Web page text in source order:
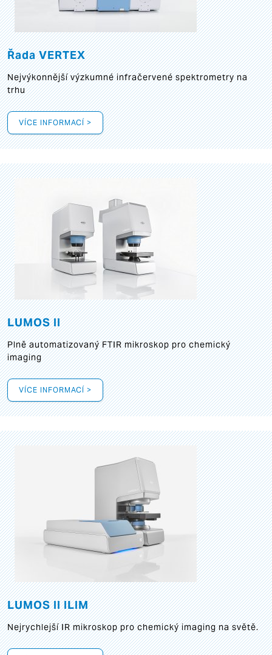
Řada VERTEX
Nejvýkonnější výzkumné infračervené spektrometry na
trhu
VÍCE INFORMACÍ >
LUMOS II
Plně automatizovaný FTIR mikroskop pro chemický
imaging
VÍCE INFORMACÍ >
LUMOS II ILIM
Nejrychlejší IR mikroskop pro chemický imaging na světě.